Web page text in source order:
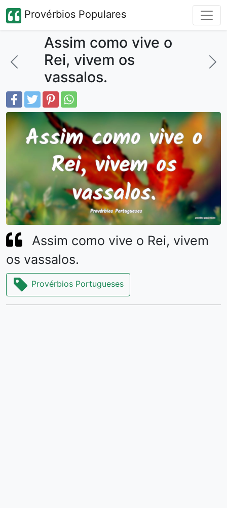
Provérbios Populares
Assim como vive o
Rei, vivem os
vassalos.
Assim como vive o Rei, vivem
os vassalos.
Provérbios Portugueses